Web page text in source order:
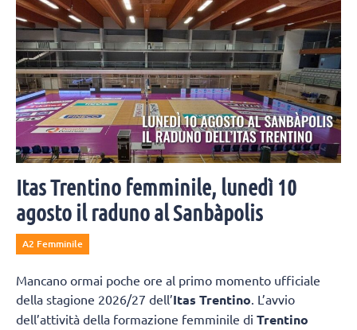
Itas Trentino femminile, lunedì 10
agosto il raduno al Sanbàpolis
A2 Femminile
Mancano ormai poche ore al primo momento ufficiale
della stagione 2026/27 dell’Itas Trentino. L’avvio
dell’attività della formazione femminile di Trentino